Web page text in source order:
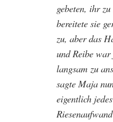
gebeten, ihr
bereitete sie
zu, aber das
und Reibe
langsam zu
sagte Maja
eigentlich